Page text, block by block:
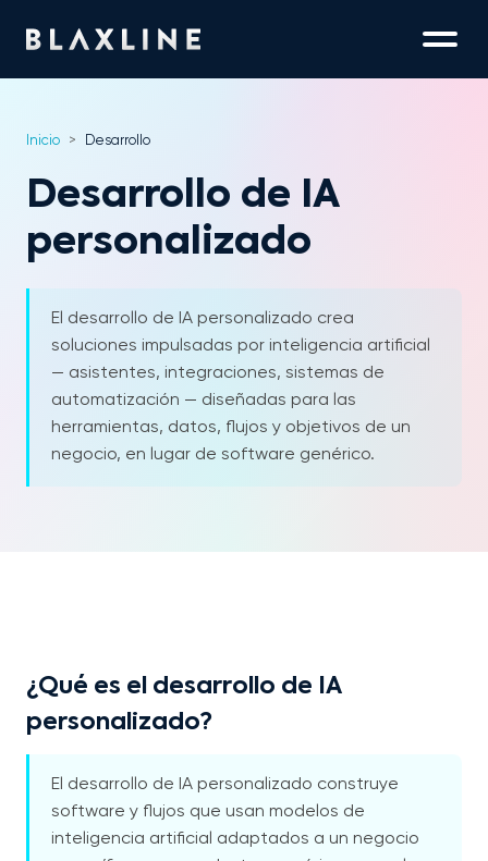
Inicio > Desarrollo
Desarrollo de IA
personalizado
El desarrollo de IA personalizado crea
soluciones impulsadas por inteligencia artificial
— asistentes, integraciones, sistemas de
automatización — diseñadas para las
herramientas, datos, flujos y objetivos de un
negocio, en lugar de software genérico.
¿Qué es el desarrollo de IA
personalizado?
El desarrollo de IA personalizado construye
software y flujos que usan modelos de
inteligencia artificial adaptados a un negocio